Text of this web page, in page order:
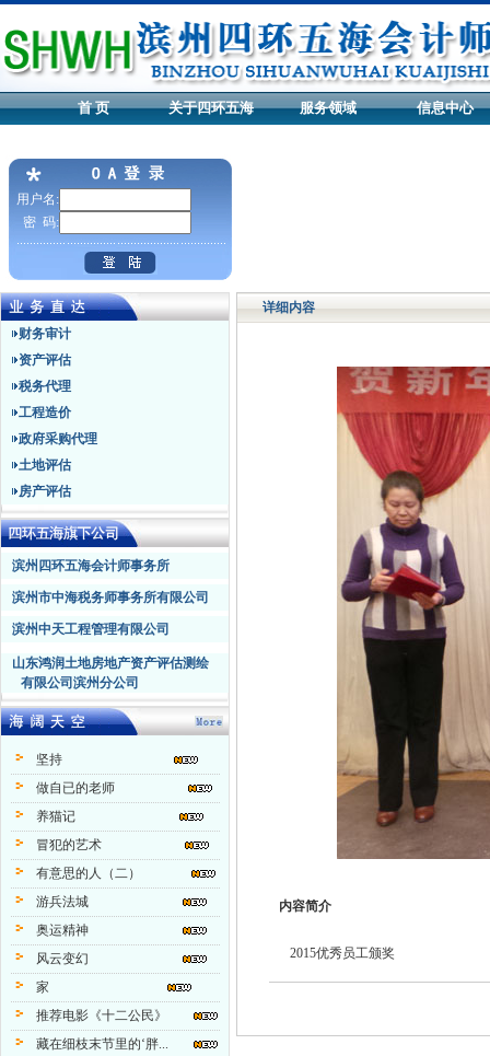
首 页 关于四环五海 服务领域 信息中心
用户名:
密 码:
财务审计
资产评估
税务代理
工程造价
政府采购代理
土地评估
房产评估
滨州四环五海会计师事务所
滨州市中海税务师事务所有限公司
滨州中天工程管理有限公司
山东鸿润土地房地产资产评估测绘
有限公司滨州分公司
坚持
做自已的老师
养猫记
冒犯的艺术
有意思的人（二）
游兵法城
奥运精神
风云变幻
家
推荐电影《十二公民》
藏在细枝末节里的‘胖...
详细内容
内容简介
2015优秀员工颁奖